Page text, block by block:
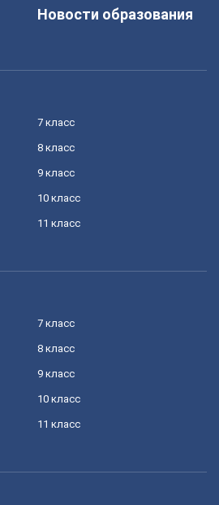
Новости образования
7 класс
8 класс
9 класс
10 класс
11 класс
7 класс
8 класс
9 класс
10 класс
11 класс